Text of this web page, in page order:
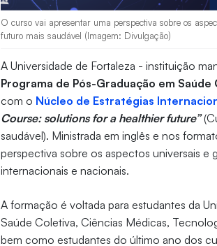
O curso vai apresentar uma perspectiva sobre os
futuro mais saudável (Imagem: Divulgação)
A Universidade de Fortaleza - instituição
Programa de Pós-Graduação em Saúde
com o Núcleo de Estratégias
Course: solutions for a healthier future”
saudável). Ministrada em inglês e nos
perspectiva sobre os aspectos universais e
internacionais e nacionais.
A formação é voltada para estudantes da
Saúde Coletiva, Ciências Médicas,
bem como estudantes do último ano dos